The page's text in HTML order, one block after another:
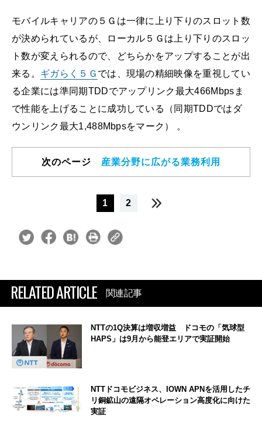
モバイルキャリアの５Ｇは一律に上り下りのスロット数
が決められているが、ローカル５Ｇは上り下りのスロッ
ト数が変えられるので、どちらかをアップすることが出
来る。 ギガらく５Ｇ では、現場の精細映像を重視してい
る企業には準同期TDDでアップリンク最大466Mbpsま
で性能を上げることに成功している（同期TDDではダ
ウンリンク最大1,488Mbpsをマーク） 。
次のページ 産業分野に広がる業務利用
1 2
RELATED ARTICLE 関連記事
NTTの1Q決算は増収増益 ドコモの「気球型
HAPS」は9月から能登エリアで実証開始
NTTドコモビジネス、IOWN APNを活用したチ
リ銅鉱山の遠隔オペレーション高度化に向けた
実証